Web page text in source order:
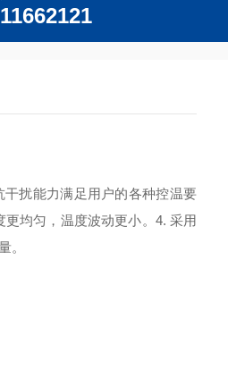
扰能力满足用户的各种控温要
均匀，温度波动更小。 4. 采用
。